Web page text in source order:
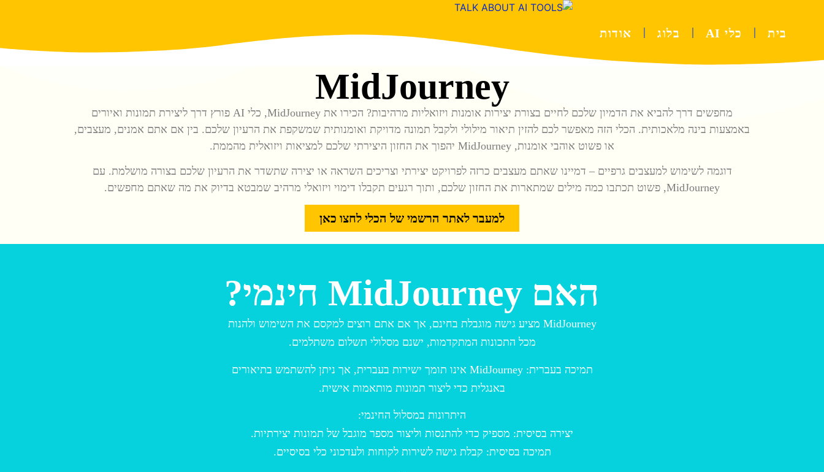
בית כלי AI בלוג אודות
MidJourney
מחפשים דרך להביא את הדמיון שלכם לחיים בצורת יצירות אומנות ויזואליות מרהיבות? הכירו את MidJourney, כלי AI פורץ דרך ליצירת תמונות ואיורים
באמצעות בינה מלאכותית. הכלי הזה מאפשר לכם להזין תיאור מילולי ולקבל תמונה מדויקת ואומנותית שמשקפת את הרעיון שלכם. בין אם אתם אמנים, מעצבים,
או פשוט אוהבי אומנות, MidJourney יהפוך את החזון היצירתי שלכם למציאות ויזואלית מהממת.
דוגמה לשימוש למעצבים גרפיים – דמיינו שאתם מעצבים כרזה לפרויקט יצירתי וצריכים השראה או יצירה שתשדר את הרעיון שלכם בצורה מושלמת. עם
MidJourney, פשוט תכתבו כמה מילים שמתארות את החזון שלכם, ותוך רגעים תקבלו דימוי ויזואלי מרהיב שמבטא בדיוק את מה שאתם מחפשים.
למעבר לאתר הרשמי של הכלי לחצו כאן
האם MidJourney חינמי?
MidJourney מציע גישה מוגבלת בחינם, אך אם אתם רוצים למקסם את השימוש ולהנות
מכל התכונות המתקדמות, ישנם מסלולי תשלום משתלמים.
תמיכה בעברית: MidJourney אינו תומך ישירות בעברית, אך ניתן להשתמש בתיאורים
באנגלית כדי ליצור תמונות מותאמות אישית.
היתרונות במסלול החינמי:
יצירה בסיסית: מספיק כדי להתנסות וליצור מספר מוגבל של תמונות יצירתיות.
תמיכה בסיסית: קבלת גישה לשירות לקוחות ולעדכוני כלי בסיסיים.